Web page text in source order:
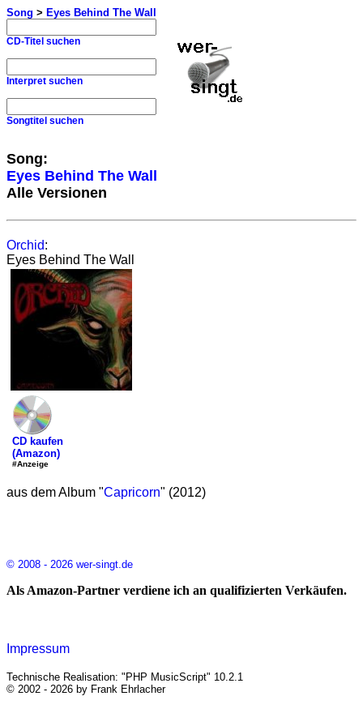
Song > Eyes Behind The Wall
CD-Titel suchen
Interpret suchen
Songtitel suchen
Song:
Eyes Behind The Wall
Alle Versionen
Orchid:
Eyes Behind The Wall
CD kaufen
(Amazon)
#Anzeige
aus dem Album "Capricorn" (2012)
© 2008 - 2026 wer-singt.de
Als Amazon-Partner verdiene ich an qualifizierten Verkäufen.
Impressum
Technische Realisation: "PHP MusicScript" 10.2.1
© 2002 - 2026 by Frank Ehrlacher